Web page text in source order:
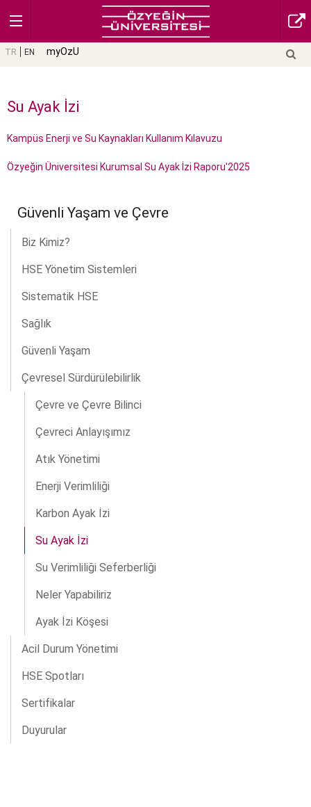
TR EN myOzU
Su Ayak İzi
Kampüs Enerji ve Su Kaynakları Kullanım Kılavuzu
Özyeğin Üniversitesi Kurumsal Su Ayak İzi Raporu'2025
Güvenli Yaşam ve Çevre
Biz Kimiz?
HSE Yönetim Sistemleri
Sistematik HSE
Sağlık
Güvenli Yaşam
Çevresel Sürdürülebilirlik
Çevre ve Çevre Bilinci
Çevreci Anlayışımız
Atık Yönetimi
Enerji Verimliliği
Karbon Ayak İzi
Su Ayak İzi
Su Verimliliği Seferberliği
Neler Yapabiliriz
Ayak İzi Köşesi
Acil Durum Yönetimi
HSE Spotları
Sertifikalar
Duyurular